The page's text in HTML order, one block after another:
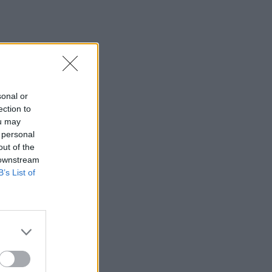
or
to
may
of the
List of
Υπόθεση Marfin: Έφθασε στην Ελλάδα
η 46χρονη κατηγορούμενη για
εμπρησμό